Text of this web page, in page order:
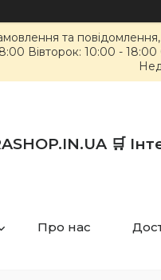
та
Вівторок: 10:00 -
🛒
Про нас